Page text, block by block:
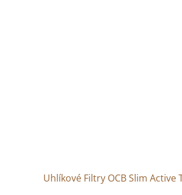
Uhlíkové Filtry OCB Slim Active